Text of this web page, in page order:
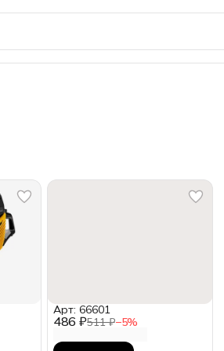
486 ₽511 ₽−5%
Арт: 66601